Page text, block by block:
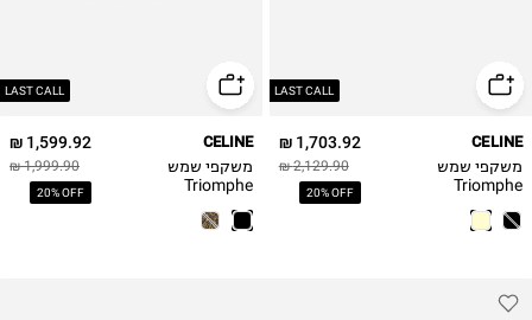
LAST CALL
1,703.92 ₪
2,129.90 ₪
20% OFF
CELINE
משקפי שמש
Triomphe
LAST CALL
1,599.92 ₪
1,999.90 ₪
20% OFF
CELINE
משקפי שמש
Triomphe